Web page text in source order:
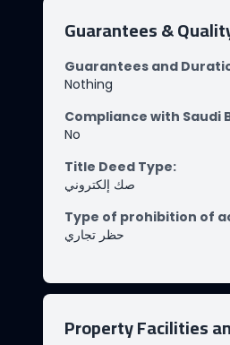
Guarantees &
Guarantees and
Nothing
Compliance with Saudi
No
Title Deed Type:
صك إلكتروني
Type of prohibition of
حظر تجاري
Property Facilities